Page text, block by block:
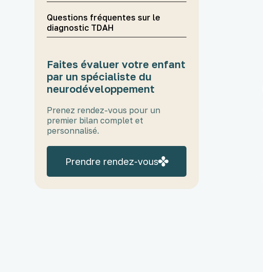
Questions fréquentes sur le
diagnostic TDAH
Faites évaluer votre enfant
par un spécialiste du
neurodéveloppement
Prenez rendez-vous pour un
premier bilan complet et
personnalisé.
Prendre rendez-vous